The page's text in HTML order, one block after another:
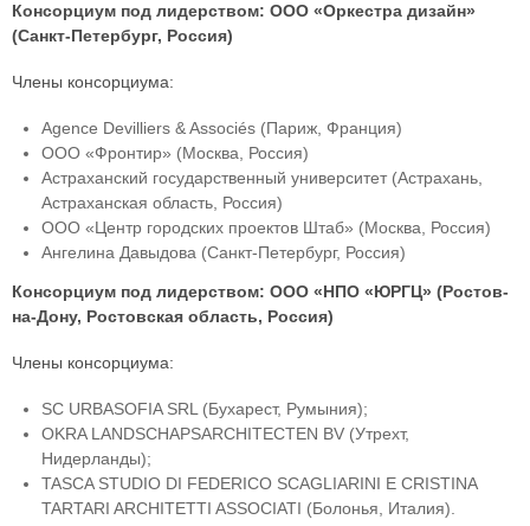
Консорциум под лидерством: ООО «Оркестра дизайн»
(Санкт-Петербург, Россия)
Члены консорциума:
Agence Devilliers & Associés (Париж, Франция)
ООО «Фронтир» (Москва, Россия)
Астраханский государственный университет (Астрахань,
Астраханская область, Россия)
ООО «Центр городских проектов Штаб» (Москва, Россия)
Ангелина Давыдова (Санкт-Петербург, Россия)
Консорциум под лидерством: ООО «НПО «ЮРГЦ» (Ростов-
на-Дону, Ростовская область, Россия)
Члены консорциума:
SC URBASOFIA SRL (Бухарест, Румыния);
OKRA LANDSCHAPSARCHITECTEN BV (Утрехт,
Нидерланды);
TASCA STUDIO DI FEDERICO SCAGLIARINI E CRISTINA
TARTARI ARCHITETTI ASSOCIATI (Болонья, Италия).